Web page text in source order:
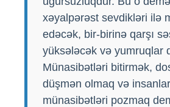
xəyalpərəst sevdikləri ilə
edəcək, bir-birinə qarşı
yüksələcək və yumruqlar
Münasibətləri bitirmək,
düşmən olmaq və
münasibətləri pozmaq